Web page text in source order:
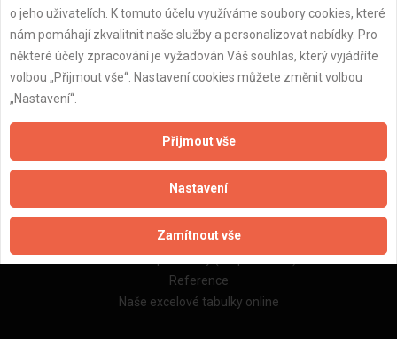
Aktualizováno z portálu ARES dne 29.08.2025 22:09:14
Důležité informace
Naše firmy a řemeslníci
Zpracování a ochrana osobních údajů
Zásady pro používání souborů cookie
Obchodní podmínky (zprostředkování)
Obchodní podmínky (rozpočtování)
Reference
Naše excelové tabulky online
o jeho uživatelích. K tomuto účelu využíváme soubory cookies, které
nám pomáhají zkvalitnit naše služby a personalizovat nabídky. Pro
některé účely zpracování je vyžadován Váš souhlas, který vyjádříte
volbou „Přijmout vše“. Nastavení cookies můžete změnit volbou
„Nastavení“.
Přijmout vše
Nastavení
Zamítnout vše